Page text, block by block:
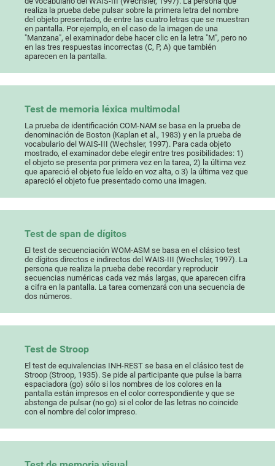
realiza la prueba debe pulsar sobre la primera letra del nombre
del objeto presentado, de entre las cuatro letras que se muestran
en pantalla. Por ejemplo, en el caso de la imagen de una
"Manzana", el examinador debe hacer clic en la letra "M", pero no
en las tres respuestas incorrectas (C, P, A) que también
aparecen en la pantalla.
Test de memoria léxica multimodal
La prueba de identificación COM-NAM se basa en la prueba de
denominación de Boston (Kaplan et al., 1983) y en la prueba de
vocabulario del WAIS-III (Wechsler, 1997). Para cada objeto
mostrado, el examinador debe elegir entre tres posibilidades: 1)
el objeto se presenta por primera vez en la tarea, 2) la última vez
que apareció el objeto fue leído en voz alta, o 3) la última vez que
apareció el objeto fue presentado como una imagen.
Test de span de dígitos
El test de secuenciación WOM-ASM se basa en el clásico test
de dígitos directos e indirectos del WAIS-III (Wechsler, 1997). La
persona que realiza la prueba debe recordar y reproducir
secuencias numéricas cada vez más largas, que aparecen cifra
a cifra en la pantalla. La tarea comenzará con una secuencia de
dos números.
Test de Stroop
El test de equivalencias INH-REST se basa en el clásico test de
Stroop (Stroop, 1935). Se pide al participante que pulse la barra
espaciadora (go) sólo si los nombres de los colores en la
pantalla están impresos en el color correspondiente y que se
abstenga de pulsar (no go) si el color de las letras no coincide
con el nombre del color impreso.